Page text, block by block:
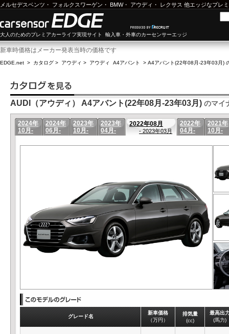
メルセデスベンツ ・ フォルクスワーゲン ・ BMW・ アウディ ・ レクサス 他エッジなプレ
大人のためのプレミアカーライフ実現サイト 輸入車・外車のカーセンサーエッジ
新車時価格はメーカー発表当時の価格です
EDGE.net > カタログ > アウディ > アウディ A4アバント > A4アバント(22年08月-23年03月)
AUDI（アウディ） A4アバント(22年08月-23年03月) のマイ
2024年
10月-
2024年
06月-
2023年
10月-
2023年
04月-
2022年08月
- 2023年03月
2022年
04月-
2021年
10月-
グレード名
新車価格
（万円）
排気量
(cc)
最高出
(馬力)